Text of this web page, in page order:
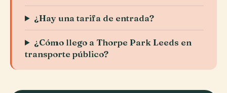
¿Hay una tarifa de entrada?
¿Cómo llego a Thorpe Park Leeds en
transporte público?